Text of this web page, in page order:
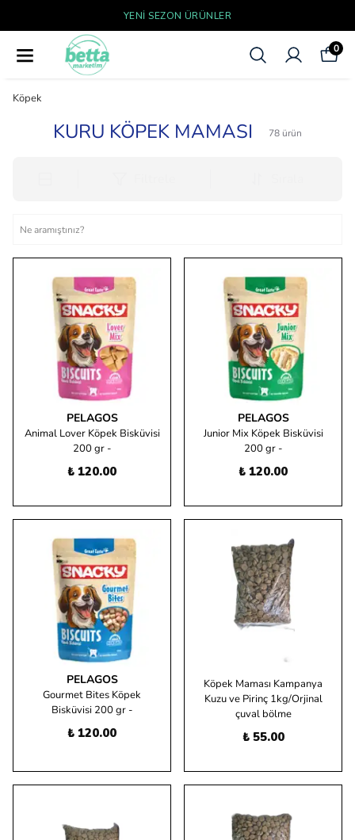
YENI SEZON ÜRÜNLER
0
Köpek
KURU KÖPEK MAMASI 78 ürün
PELAGOS
Animal Lover Köpek Bisküvisi
200 gr -
₺ 120.00
PELAGOS
Junior Mix Köpek Bisküvisi
200 gr -
₺ 120.00
PELAGOS
Gourmet Bites Köpek
Bisküvisi 200 gr -
₺ 120.00
Köpek Maması Kampanya
Kuzu ve Pirinç 1kg/Orjinal
çuval bölme
₺ 55.00